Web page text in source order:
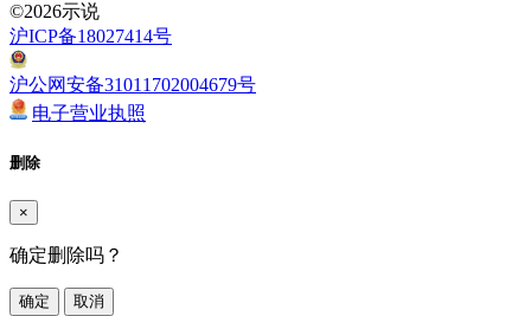
©2026示说
沪ICP备18027414号
沪公网安备31011702004679号
电子营业执照
删除
×
确定删除吗？
确定 取消